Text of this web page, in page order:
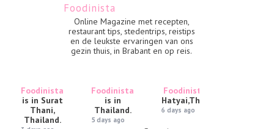
Foodinista
Online Magazine met recepten,
restaurant tips, stedentrips, reistips
en de leukste ervaringen van ons
gezin thuis, in Brabant en op reis.
Foodinista
is in Surat
Thani,
Thailand.
Foodinista
is in
Thailand.
5 days ago
Foodinista
Hatyai,Thailand.
6 days ago